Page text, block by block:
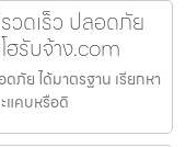
วดเร็ว ปลอดภัย
ฮรับจ้าง.com
ภัย ได้มาตรฐาน เรียกหา
แคบหรือดิ